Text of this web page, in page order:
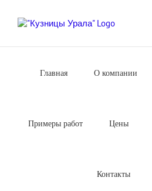
content
Главная О компании
Примеры работ Цены
Контакты